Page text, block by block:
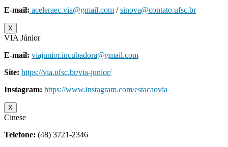
E-mail: aceleraec.via@gmail.com /sinova@contato.ufsc.br
X
VIA Júnior
E-mail: viajunior.incubadora@gmail.com
Site: https://via.ufsc.br/via-junior/
Instagram: https://www.instagram.com/estacaovia
X
Cinese
Telefone: (48) 3721-2346